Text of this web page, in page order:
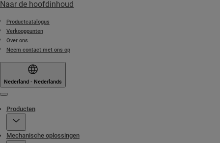
Naar de hoofdinhoud
Productcatalogus
Verkooppunten
Over ons
Neem contact met ons op
Nederland - Nederlands
Producten
Mechanische oplossingen